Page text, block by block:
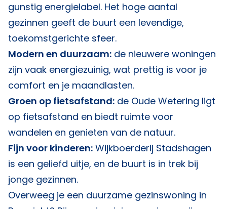
gunstig energielabel. Het hoge aantal
gezinnen geeft de buurt een levendige,
toekomstgerichte sfeer.
Modern en duurzaam: de nieuwere woningen
zijn vaak energiezuinig, wat prettig is voor je
comfort en je maandlasten.
Groen op fietsafstand: de Oude Wetering ligt
op fietsafstand en biedt ruimte voor
wandelen en genieten van de natuur.
Fijn voor kinderen: Wijkboerderij Stadshagen
is een geliefd uitje, en de buurt is in trek bij
jonge gezinnen.
Overweeg je een duurzame gezinswoning in